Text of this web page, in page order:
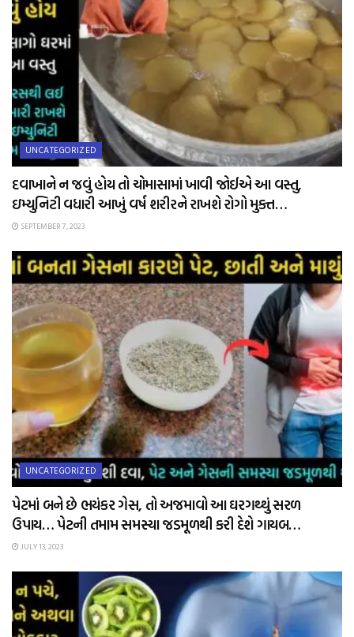
UNCATEGORIZED
દવાખાને ન જવું હોય તો ચોમાસામાં ખાવી જોઈએ આ વસ્તુ,
ઇમ્યુનિટી વધારી આખું વર્ષ શરીરને રાખશે રોગો મુક્ત…
SEPTEMBER 7, 2023
UNCATEGORIZED
પેટમાં બને છે ભયંકર ગેસ, તો અજમાવો આ ઘરગથ્થું સરળ
ઉપાય… પેટની તમામ સમસ્યા જડમૂળથી કરી દેશે ગાયબ…
JULY 13, 2023